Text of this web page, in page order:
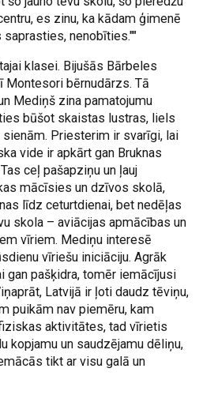
es zinu, ka kādam ģimenē
nenobīties.""
klasei. Bijušās Bārbeles
bērnudārzs. Tā
Mediņš zina pamatojumu
būšot skaistas lustras, liels
Priesterim ir svarīgi, lai
vide ir apkārt gan Bruknas
ceļ pašapziņu un ļauj
mācīsies un dzīvos skolā,
līdz ceturtdienai, bet nedēļas
skola – aviācijas apmācības un
vīriem. Mediņu interesē
vīriešu iniciāciju. Agrāk
gan pašķidra, tomēr iemācījusi
Latvijā ir ļoti daudz tēviņu,
puikām nav piemēru, kam
aktivitātes, tad vīrietis
kopjamu un saudzējamu dēliņu,
tikt ar visu galā un